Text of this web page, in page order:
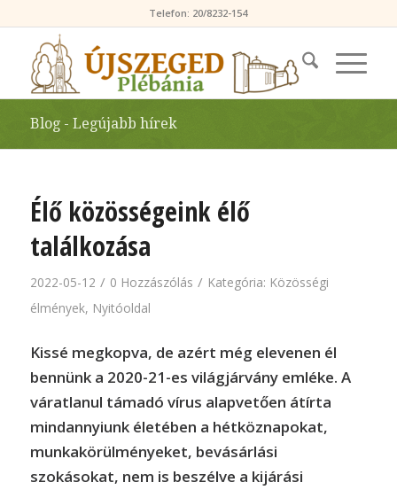
Telefon: 20/8232-154
Blog - Legújabb hírek
Élő közösségeink élő
találkozása
2022-05-12 / 0 Hozzászólás / Kategória: Közösségi
élmények, Nyitóoldal
Kissé megkopva, de azért még elevenen él
bennünk a 2020-21-es világjárvány emléke. A
váratlanul támadó vírus alapvetően átírta
mindannyiunk életében a hétköznapokat,
munkakörülményeket, bevásárlási
szokásokat, nem is beszélve a kijárási